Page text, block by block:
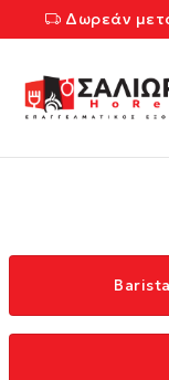
Δωρεάν